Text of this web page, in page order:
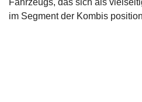
Fahrzeugs, das sich als
im Segment der Kombis